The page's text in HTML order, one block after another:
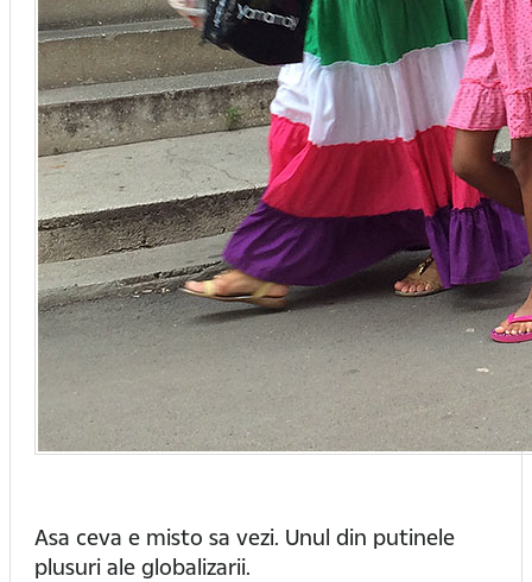
Asa ceva e misto sa vezi. Unul din putinele
plusuri ale globalizarii.